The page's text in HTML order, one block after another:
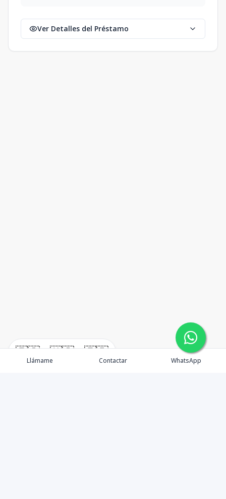
🇪🇸 🇺🇸 🇫🇷
Ver Detalles del Préstamo
Llámame Contactar WhatsApp